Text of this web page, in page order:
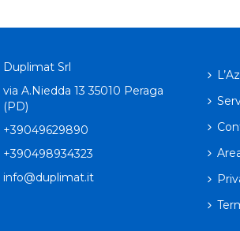
Duplimat Srl
via A.Niedda 13 35010 Peraga
(PD)
+39049629890
+390498934323
info@duplimat.it